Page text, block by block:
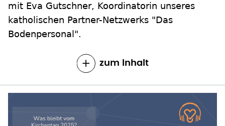
mit Eva Gutschner, Koordinatorin unseres
katholischen Partner-Netzwerks "Das
Bodenpersonal".
zum Inhalt